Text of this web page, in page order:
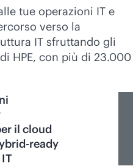
tue operazioni IT e
verso la
IT sfruttando gli
HPE, con più di 23.000
il cloud
ready